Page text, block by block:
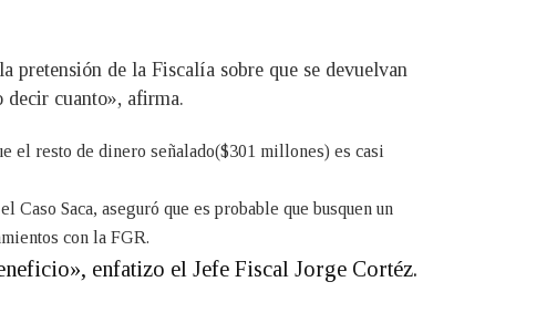
pretensión de la Fiscalía sobre que se devuelvan
decir cuanto», afirma.
el resto de dinero señalado($301 millones) es casi
Saca, aseguró que es probable que busquen un
con la FGR.
enfatizo el Jefe Fiscal Jorge Cortéz.